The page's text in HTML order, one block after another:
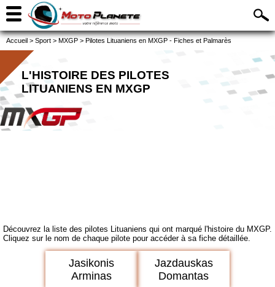
Accueil > Sport > MXGP > Pilotes Lituaniens en MXGP - Fiches et Palmarès
L'HISTOIRE DES PILOTES
LITUANIENS EN MXGP
Découvrez la liste des pilotes Lituaniens qui ont marqué l'histoire du MXGP.
Cliquez sur le nom de chaque pilote pour accéder à sa fiche détaillée.
Jasikonis
Arminas
Jazdauskas
Domantas